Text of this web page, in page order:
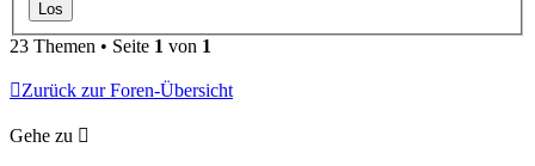
23 Themen • Seite 1 von 1
Zurück zur Foren-Übersicht
Gehe zu